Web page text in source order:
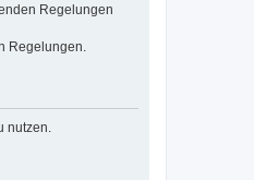
Regelungen
Regelungen.
nutzen.